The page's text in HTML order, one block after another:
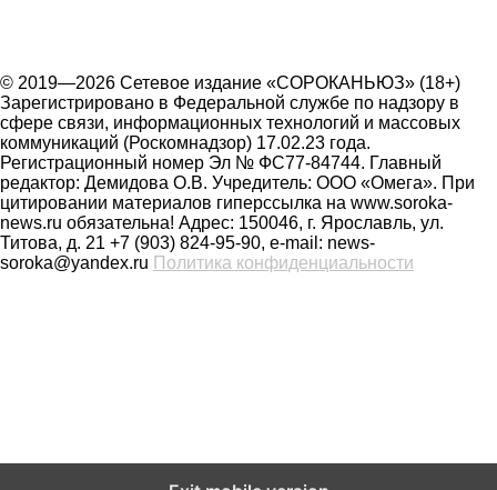
© 2019—2026 Сетевое издание «СОРОКАНЬЮЗ» (18+)
Зарегистрировано в Федеральной службе по надзору в
сфере связи, информационных технологий и массовых
коммуникаций (Роскомнадзор) 17.02.23 года.
Регистрационный номер Эл № ФС77-84744. Главный
редактор: Демидова О.В. Учредитель: ООО «Омега». При
цитировании материалов гиперссылка на www.soroka-
news.ru обязательна! Адрес: 150046, г. Ярославль, ул.
Титова, д. 21 +7 (903) 824-95-90, e-mail: news-
soroka@yandex.ru Политика конфиденциальности